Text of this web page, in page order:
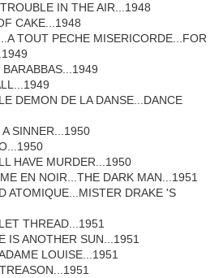
IN THE AIR...1948
CAKE...1948
TOUT PECHE MISERICORDE...FOR
DEMON DE LA DANSE...DANCE
SINNER...1950
HAVE MURDER...1950
EN NOIR...THE DARK MAN...1951
ATOMIQUE...MISTER DRAKE 'S
THREAD...1951
IS ANOTHER SUN...1951
LOUISE...1951